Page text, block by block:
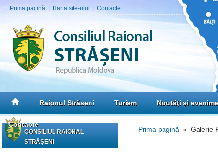
Prima pagină Harta site-ului Contacte
Raionul Strășeni Turism Noutăţi și
Contacte
CONSILIUL RAIONAL
STRĂȘENI
Prima pagină » Galerie